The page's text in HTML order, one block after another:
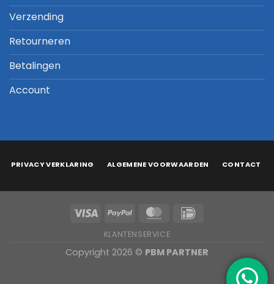
Verzending
Retourneren
Betalingen
Account
PRIVACY VERKLARING ALGEMENE VOORWAARDEN CONTACT
KLANTENSERVICE
Copyright 2026 © PBM PARTNER